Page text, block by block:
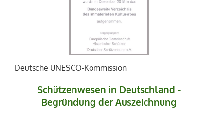
Deutsche UNESCO-Kommission
Schützenwesen in Deutschland -
Begründung der Auszeichnung